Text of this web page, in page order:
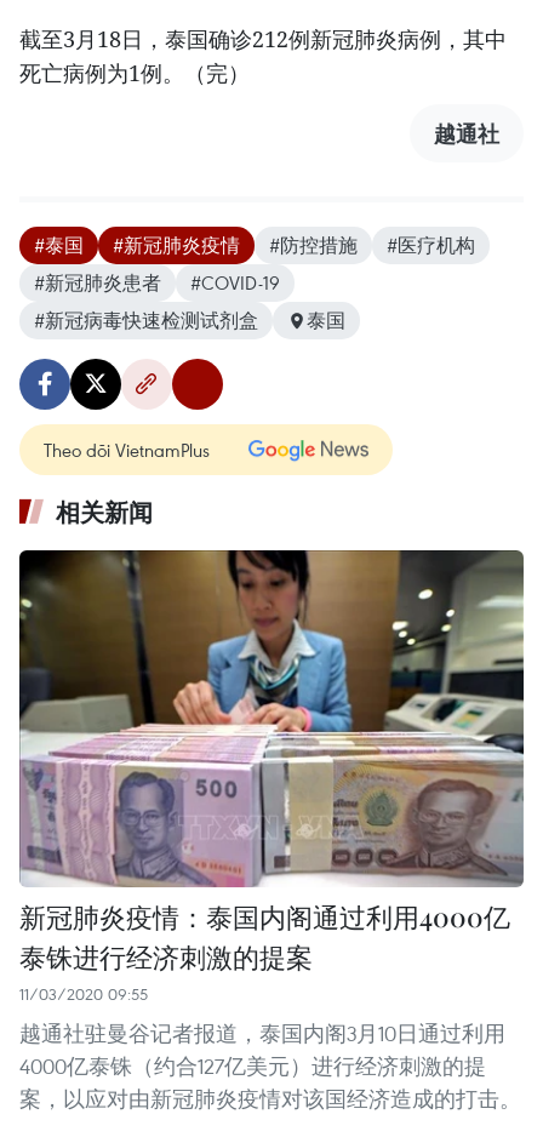
截至3月18日，泰国确诊212例新冠肺炎病例，其中
死亡病例为1例。（完）
越通社
#泰国 #新冠肺炎疫情 #防控措施
#医疗机构
#新冠肺炎患者
#COVID-19
#新冠病毒快速检测试剂盒
泰国
Theo dõi VietnamPlus
相关新闻
新冠肺炎疫情：泰国内阁通过利用4000亿
泰铢进行经济刺激的提案
11/03/2020 09:55
越通社驻曼谷记者报道，泰国内阁3月10日通过利用
4000亿泰铢（约合127亿美元）进行经济刺激的提
案，以应对由新冠肺炎疫情对该国经济造成的打击。